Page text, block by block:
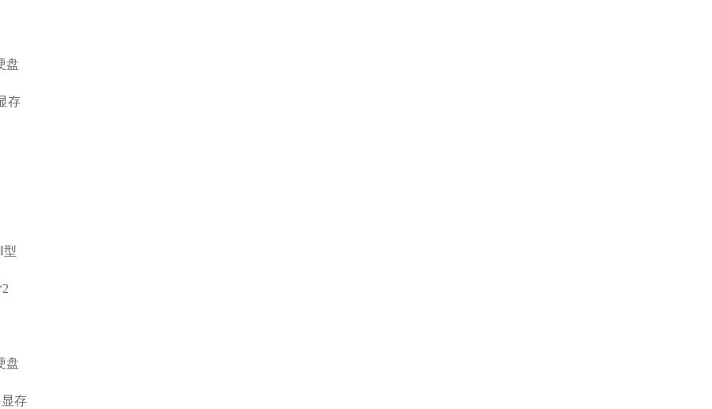
盘
存
型
盘
显存